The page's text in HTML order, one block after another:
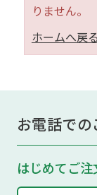
りません。
ホームへ戻る
お電話での
はじめてご